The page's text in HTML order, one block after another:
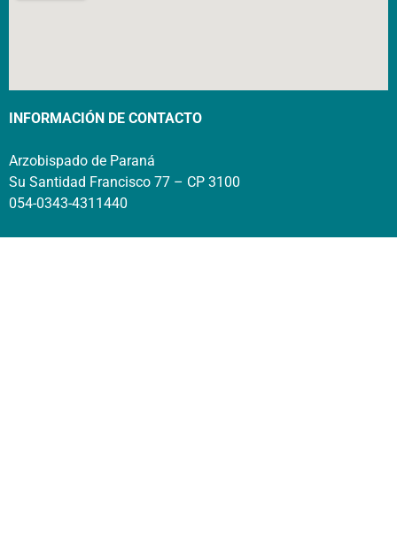
INFORMACIÓN DE CONTACTO
Arzobispado de Paraná
Su Santidad Francisco 77 – CP 3100
054-0343-4311440